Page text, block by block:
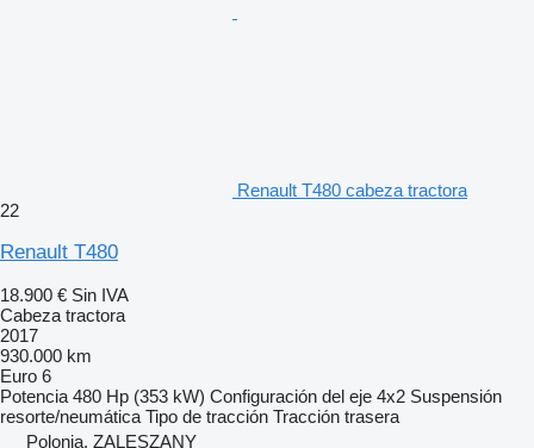
Renault T480 cabeza tractora
22
Renault T480
18.900 € Sin IVA
Cabeza tractora
2017
930.000 km
Euro 6
Potencia 480 Hp (353 kW) Configuración del eje 4x2 Suspensión
resorte/neumática Tipo de tracción Tracción trasera
Polonia, ZALESZANY